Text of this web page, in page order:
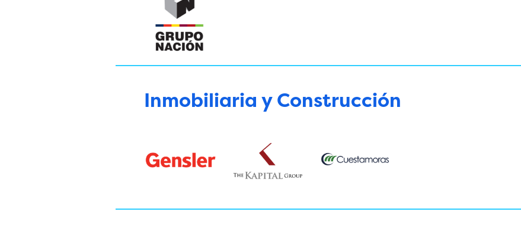
Inmobiliaria y Construcción